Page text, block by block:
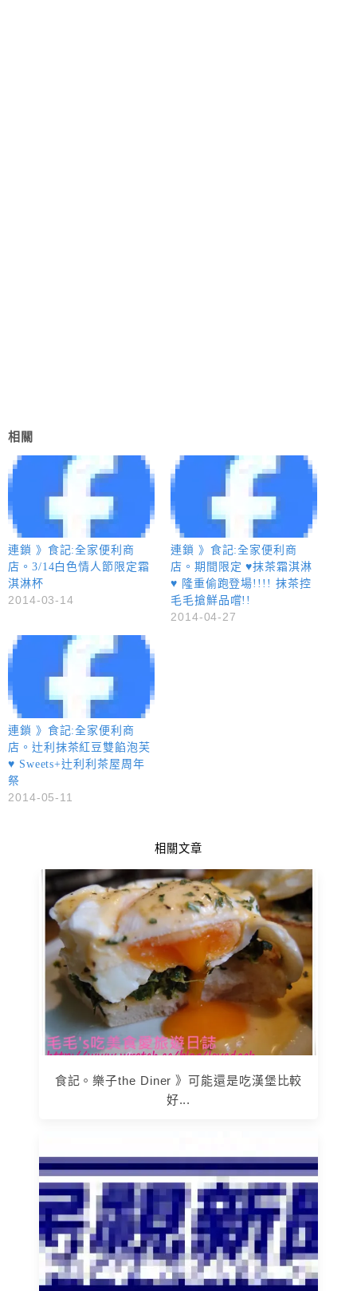
相關
連鎖 》食記:全家便利商
店。3/14白色情人節限定霜
淇淋杯
2014-03-14
連鎖 》食記:全家便利商
店。期間限定 ♥抹茶霜淇淋
♥ 隆重偷跑登場!!!! 抹茶控
毛毛搶鮮品嚐!!
2014-04-27
連鎖 》食記:全家便利商
店。辻利抹茶紅豆雙餡泡芙
♥ Sweets+辻利利茶屋周年
祭
2014-05-11
相關文章
食記。樂子the Diner 》可能還是吃漢堡比較
好...